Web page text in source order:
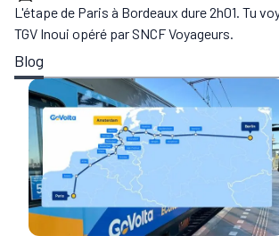
L'étape de Paris à Bordeaux dure 2h01. Tu
TGV Inoui opéré par SNCF Voyageurs.
Blog